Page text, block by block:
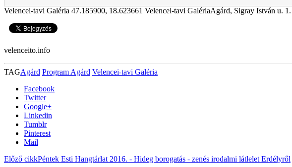
Velencei-tavi Galéria 47.185900, 18.623661 Velencei-tavi GalériaAgárd, Sigray István u. 1.
velenceito.info
TAGAgárd Program Agárd Velencei-tavi Galéria
Facebook
Twitter
Google+
Linkedin
Tumblr
Pinterest
Mail
Előző cikkPéntek Esti Hangtárlat 2016. - Hideg borogatás - zenés irodalmi látlelet Erdélyről